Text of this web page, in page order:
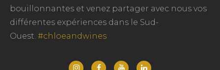
bouillonnantes et venez partager avec nous vos
différentes expériences dans le Sud-
Ouest. #chloeandwines